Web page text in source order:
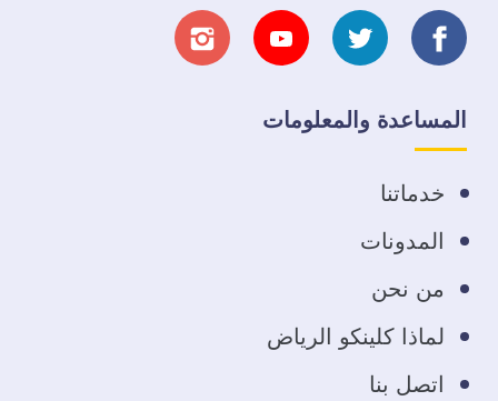
تابعنا
على
فيسبوك
تابعنا
على
تابعنا تابعنا
المساعدة والمعلومات
خدماتنا
المدونات
من نحن
لماذا كلينكو الرياض
اتصل بنا